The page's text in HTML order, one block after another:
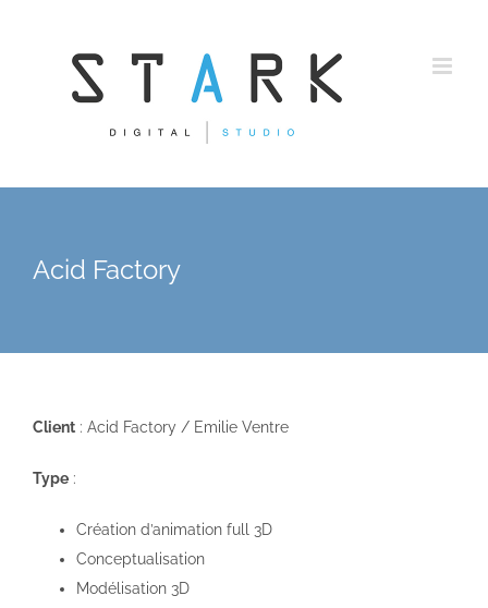
Acid Factory
Client : Acid Factory / Emilie Ventre
Type :
Création d’animation full 3D
Conceptualisation
Modélisation 3D